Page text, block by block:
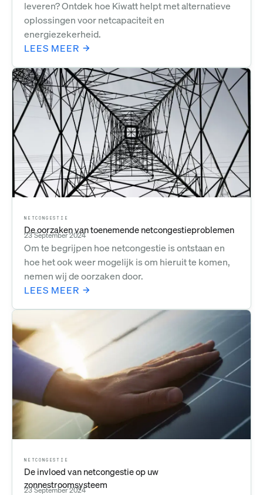
leveren? Ontdek hoe Kiwatt helpt met alternatieve
oplossingen voor netcapaciteit en
energiezekerheid.
LEES MEER
NETCONGESTIE
De oorzaken van toenemende netcongestieproblemen
23 September 2024
Om te begrijpen hoe netcongestie is ontstaan en
hoe het ook weer mogelijk is om hieruit te komen,
nemen wij de oorzaken door.
LEES MEER
NETCONGESTIE
De invloed van netcongestie op uw
zonnestroomsysteem
23 September 2024